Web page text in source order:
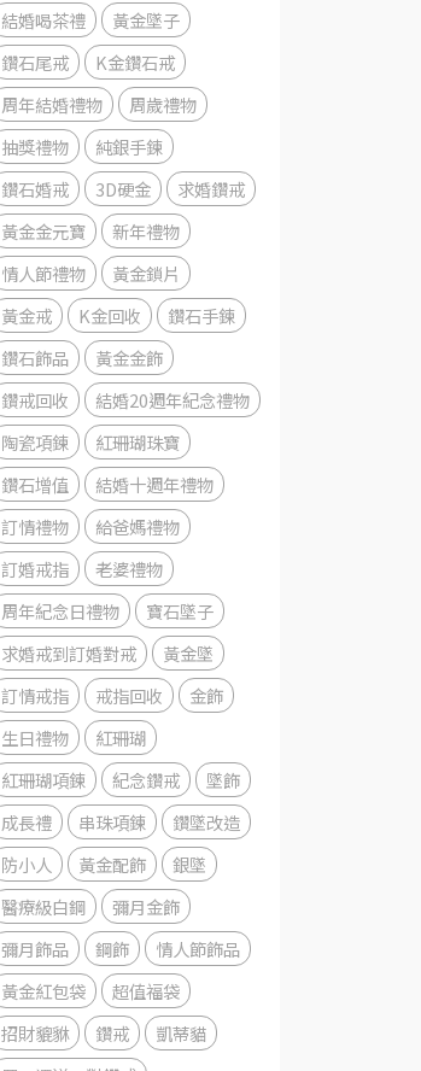
結婚喝茶禮
黃金墜子
鑽石尾戒
K金鑽石戒
周年結婚禮物
周歲禮物
抽獎禮物
純銀手鍊
鑽石婚戒
3D硬金
求婚鑽戒
黃金金元寶
新年禮物
情人節禮物
黃金鎖片
黃金戒
K金回收
鑽石手鍊
鑽石飾品
黃金金飾
鑽戒回收
結婚20週年紀念禮物
陶瓷項鍊
紅珊瑚珠寶
鑽石增值
結婚十週年禮物
訂情禮物
給爸媽禮物
訂婚戒指
老婆禮物
周年紀念日禮物
寶石墜子
求婚戒到訂婚對戒
黃金墜
訂情戒指
戒指回收
金飾
生日禮物
紅珊瑚
紅珊瑚項鍊
紀念鑽戒
墜飾
成長禮
串珠項鍊
鑽墜改造
防小人
黃金配飾
銀墜
醫療級白鋼
彌月金飾
彌月飾品
鋼飾
情人節飾品
黃金紅包袋
超值福袋
招財貔貅
鑽戒
凱蒂貓